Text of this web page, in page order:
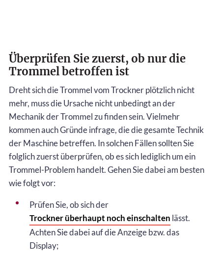
Überprüfen Sie zuerst, ob nur die
Trommel betroffen ist
Dreht sich die Trommel vom Trockner plötzlich nicht
mehr, muss die Ursache nicht unbedingt an der
Mechanik der Trommel zu finden sein. Vielmehr
kommen auch Gründe infrage, die die gesamte Technik
der Maschine betreffen. In solchen Fällen sollten Sie
folglich zuerst überprüfen, ob es sich lediglich um ein
Trommel-Problem handelt. Gehen Sie dabei am besten
wie folgt vor:
Prüfen Sie, ob sich der
Trockner überhaupt noch einschalten lässt.
Achten Sie dabei auf die Anzeige bzw. das
Display;